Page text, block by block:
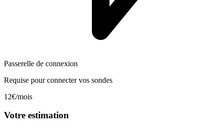
Passerelle de connexion
Requise pour connecter vos sondes
12€/mois
Votre estimation